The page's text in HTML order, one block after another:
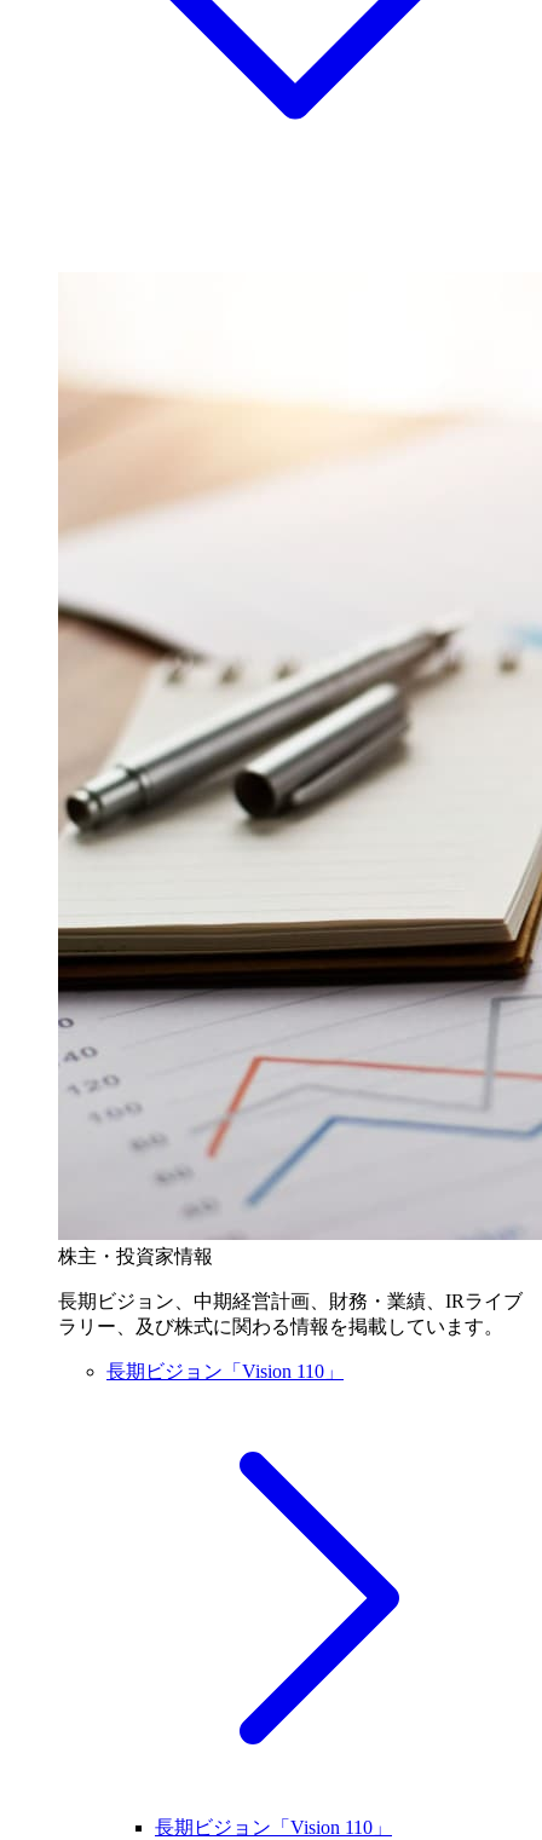
株主・投資家情報
長期ビジョン、中期経営計画、財務・業績、IRライブ
ラリー、及び株式に関わる情報を掲載しています。
長期ビジョン「Vision 110」
長期ビジョン「Vision 110」